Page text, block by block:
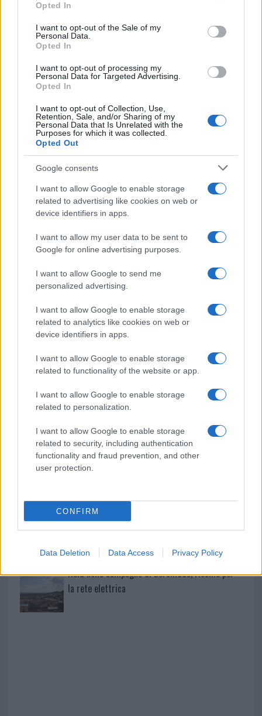
use your data for below specified purposes in below Google
consent section.
Opted In
I want to opt-out of the Sale of my
Personal Data.
Opted In
I want to opt-out of processing my
Personal Data for Targeted Advertising.
Opted In
I want to opt-out of Collection, Use,
Retention, Sale, and/or Sharing of my
Personal Data that Is Unrelated with the
Purposes for which it was collected.
Opted Out
Google consents
I want to allow Google to enable storage
related to advertising like cookies on web or
device identifiers in apps.
I want to allow my user data to be sent to
Google for online advertising purposes.
I want to allow Google to send me
personalized advertising.
I want to allow Google to enable storage
related to analytics like cookies on web or
device identifiers in apps.
I want to allow Google to enable storage
related to functionality of the website or app.
I want to allow Google to enable storage
related to personalization.
I want to allow Google to enable storage
related to security, including authentication
functionality and fraud prevention, and other
user protection.
CONFIRM
Data Deletion Data Access Privacy Policy
Ricevi le nostre ultime news
daGoogle News
Condividi l'articolo
F
a
ce
b
o
o
k
T
w
it
te
r
Pi
n
te
re
st
W
h
s
A
p
p
S
h
re
Prossimo articolo
NOTIZIE RECENTI
Le previsioni meteo per il weekend a Olbia e in
Gallura
Michelle Hunziker in Gallura, bella anche dal
vivo: un amico vip svela come fa
Calangianus, dopo le polemiche il centro
accoglienza minori chiude
Olbia, divieto di sosta contro spaccio e degrado:
esplode la protesta
Pausa caffè impeccabile: come scegliere la
Monte Pino, la fine di un lungo dolore: storia e
Raid nelle campagne di Berchidda, rischio per
la rete elettrica